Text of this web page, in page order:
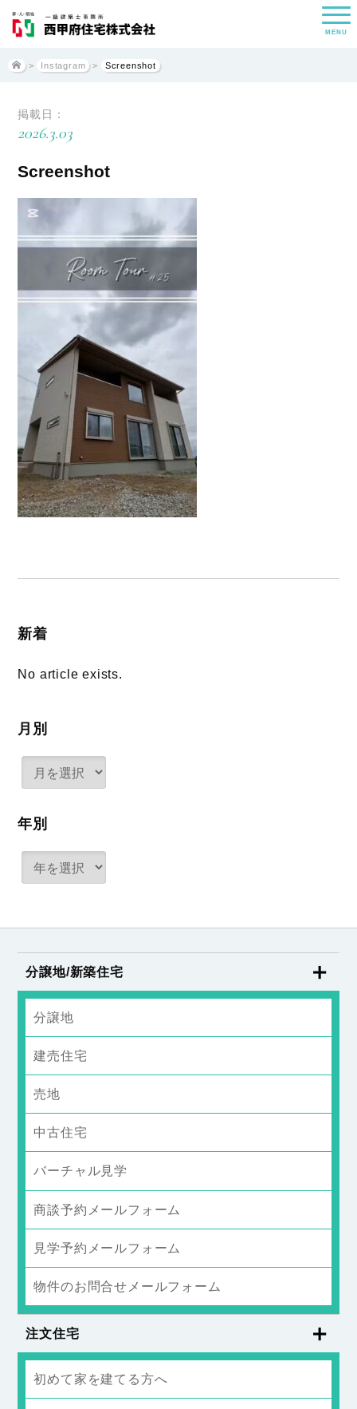
MENU
> Instagram > Screenshot
掲載日：
2026.3.03
Screenshot
新着
No article exists.
月別
年別
分譲地/新築住宅
分譲地
建売住宅
売地
中古住宅
バーチャル見学
商談予約メールフォーム
見学予約メールフォーム
物件のお問合せメールフォーム
注文住宅
初めて家を建てる方へ